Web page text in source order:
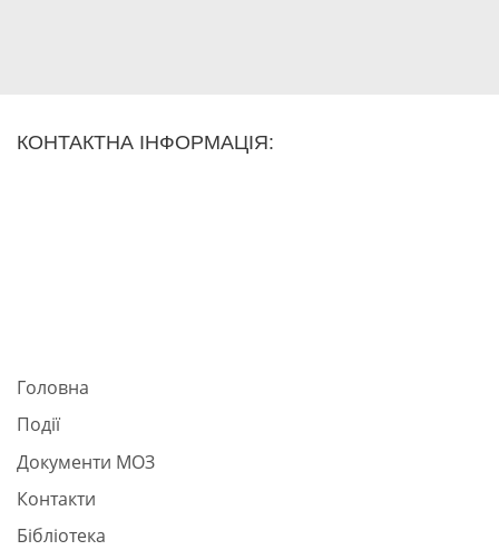
КОНТАКТНА ІНФОРМАЦІЯ:
Головна
Події
Документи МОЗ
Контакти
Бібліотека